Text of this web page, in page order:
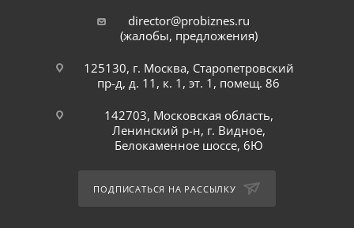
director@probiznes.ru
(жалобы, предложения)
125130, г. Москва, Старопетровский
пр-д, д. 11, к. 1, эт. 1, помещ. 86
142703, Московская область,
Ленинский р-н, г. Видное,
Белокаменное шоссе, 6Ю
ПОДПИСАТЬСЯ НА РАССЫЛКУ